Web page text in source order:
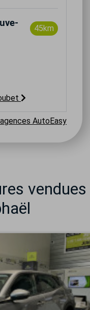
45km
AutoEasy
vendues